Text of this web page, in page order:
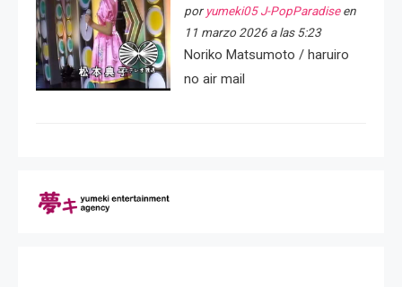
por yumeki05 J-PopParadiseen
11 marzo 2026 a las 5:23
Noriko Matsumoto / haruiro
no air mail